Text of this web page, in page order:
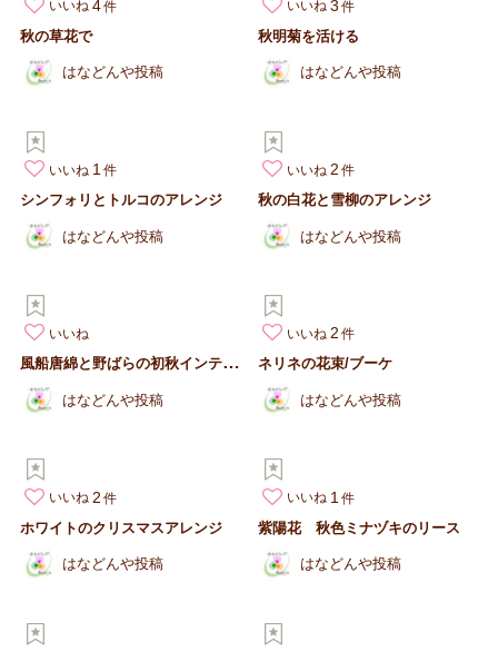
いいね 4
秋の草花で
はなどんや投稿
いいね 3
秋明菊を活ける
はなどんや投稿
いいね 1
シンフォリとトルコのアレンジ
はなどんや投稿
いいね 2
秋の白花と雪柳のアレンジ
はなどんや投稿
いいね
風
船唐綿と野ばらの初秋インテリアデザイン
はなどんや投稿
いいね 2
ネリネの花束/ブーケ
はなどんや投稿
いいね 2
ホワイトのクリスマスアレンジ
はなどんや投稿
いいね 1
紫陽花 秋色ミナヅキのリース
はなどんや投稿